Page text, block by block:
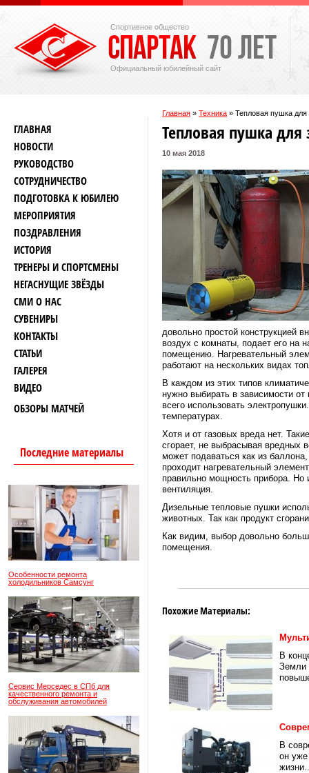
Спортивное общество
Официальный юбилейный сайт
Главная » Техника » Тепловая пушка
ГЛАВНАЯ
НОВОСТИ
РУКОВОДСТВО
СОТРУДНИЧЕСТВО
ПОДГОТОВКА К ЮБИЛЕЮ
МЕРОПРИЯТИЯ
ПОЗДРАВЛЕНИЯ
ИСТОРИЯ
ТРЕНЕРЫ И СПОРТСМЕНЫ
НЕГАСНУЩИЕ ЗВЁЗДЫ
СМИ О НАС
СУВЕНИРЫ
КОНТАКТЫ
СТАТЬИ
ГАЛЕРЕЯ
ВИДЕО
ОБЗОРЫ МАТЧЕЙ
Последние материалы
Особенности ремонта
холодильников Самсунг
Сервис Мерседес в СПб для
качественного ремонта и
обслуживания автомобилей
Тепловая пушка
10 мая 2018
довольно простой конструкцией
воздух с комнаты, подает его на
помещению. Нагревательный
работают на нескольких видах
В каждом из этих типов
нужно выбирать в зависимости
всего использовать
температурах.
Хотя и от газовых вреда нет.
сгорает, не выбрасывая вредных
может подаваться как из
проходит нагревательный
правильно мощность прибора. Но
вентиляция.
Дизельные тепловые пушки
животных. Так как продукт
Как видим, выбор довольно
помещения.
Похожие Материалы:
В
Земли
В
он уже